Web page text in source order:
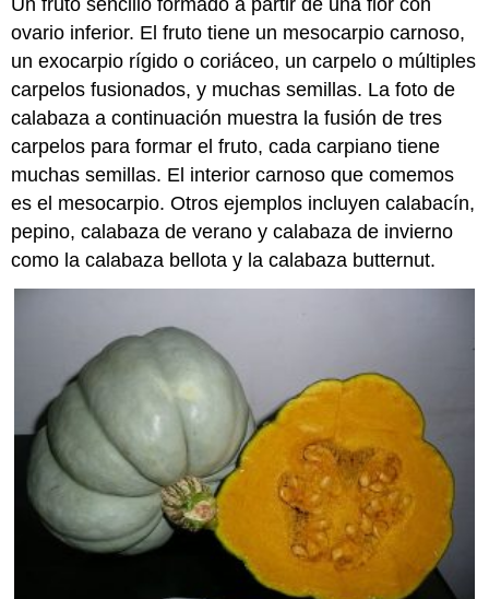
Un fruto sencillo formado a partir de una flor con
ovario inferior. El fruto tiene un mesocarpio carnoso,
un exocarpio rígido o coriáceo, un carpelo o múltiples
carpelos fusionados, y muchas semillas. La foto de
calabaza a continuación muestra la fusión de tres
carpelos para formar el fruto, cada carpiano tiene
muchas semillas. El interior carnoso que comemos
es el mesocarpio. Otros ejemplos incluyen calabacín,
pepino, calabaza de verano y calabaza de invierno
como la calabaza bellota y la calabaza butternut.